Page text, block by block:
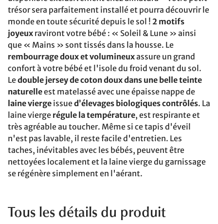
trésor sera parfaitement installé et pourra découvrir le
monde en toute sécurité depuis le sol ! 2 motifs
joyeux raviront votre bébé : « Soleil & Lune » ainsi
que « Mains » sont tissés dans la housse. Le
rembourrage doux et volumineuxassure un grand
confort à votre bébé et l'isole du froid venant du sol.
Ledouble jersey de coton doux dans une belle teinte
naturelleest matelassé avec une épaisse nappe de
laine vierge issued’élevages biologiques contrôlés. La
laine vierge régule la température, est respirante et
très agréable au toucher. Même si ce tapis d'éveil
n'est pas lavable, il reste facile d'entretien. Les
taches, inévitables avec les bébés, peuvent être
nettoyées localement et la laine vierge du garnissage
se régénère simplement en l'aérant.
Tous les détails du produit